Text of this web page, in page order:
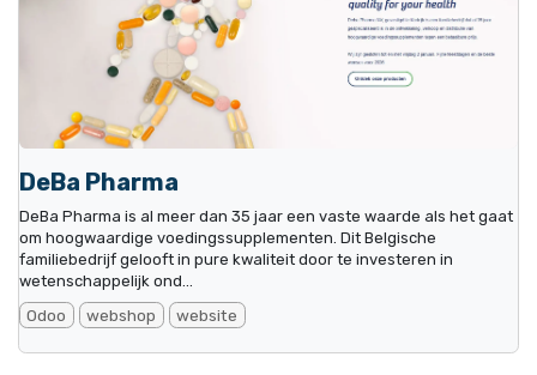
DeBa Pharma
DeBa Pharma is al meer dan 35 jaar een vaste waarde als het gaat
om hoogwaardige voedingssupplementen. Dit Belgische
familiebedrijf gelooft in pure kwaliteit door te investeren in
wetenschappelijk ond...
Odoo webshop website